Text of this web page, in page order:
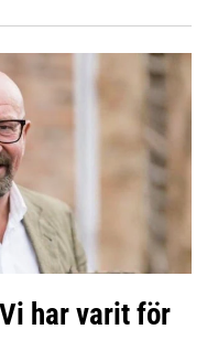
har varit för